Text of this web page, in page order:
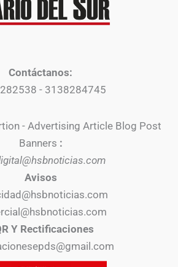
Contáctanos:
- 3138284745
- Advertising Article Blog Post
Banners :
Avisos
Y Rectificaciones